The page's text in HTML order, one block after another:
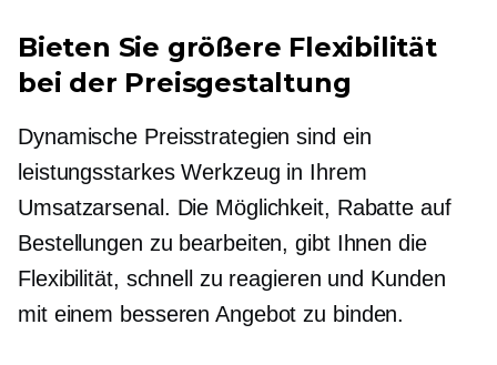
Bieten Sie größere Flexibilität
bei der Preisgestaltung
Dynamische Preisstrategien sind ein
leistungsstarkes Werkzeug in Ihrem
Umsatzarsenal. Die Möglichkeit, Rabatte auf
Bestellungen zu bearbeiten, gibt Ihnen die
Flexibilität, schnell zu reagieren und Kunden
mit einem besseren Angebot zu binden.